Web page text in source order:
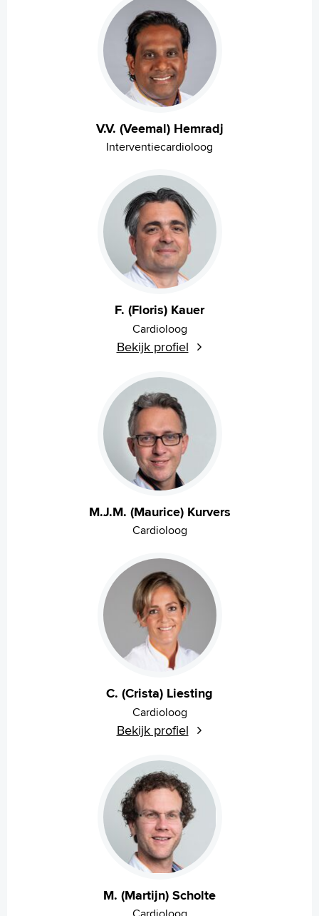
V.V. (Veemal) Hemradj
Interventiecardioloog
F. (Floris) Kauer
Cardioloog
Bekijk profiel
M.J.M. (Maurice) Kurvers
Cardioloog
C. (Crista) Liesting
Cardioloog
Bekijk profiel
M. (Martijn) Scholte